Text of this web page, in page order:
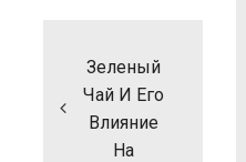
Зеленый
Чай И Его
Влияние
На